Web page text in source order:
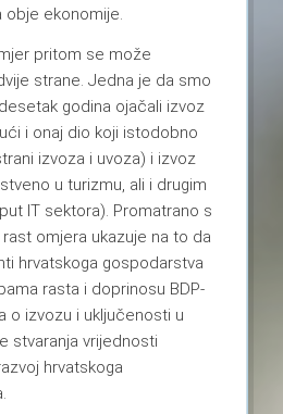
obje ekonomije.
pritom se može
strane. Jedna je da smo
godina ojačali izvoz
i onaj dio koji istodobno
izvoza i uvoza) i izvoz
u turizmu, ali i drugim
IT sektora). Promatrano s
omjera ukazuje na to da
hrvatskoga gospodarstva
rasta i doprinosu BDP-
o izvozu i uključenosti u
stvaranja vrijednosti
hrvatskoga